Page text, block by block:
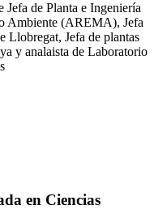
de Planta e Ingeniería
Ambiente (AREMA), Jefa
Llobregat, Jefa de plantas
y analaista de Laboratorio
en Ciencias